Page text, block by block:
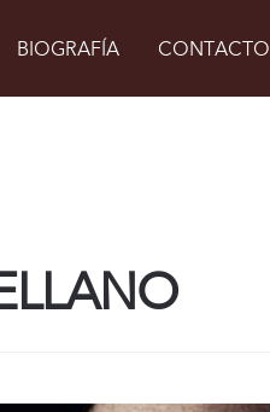
BIOGRAFÍA CONTACTO